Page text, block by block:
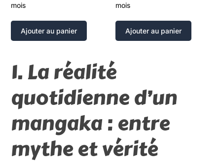
mois
Ajouter au panier
mois
Ajouter au panier
1. La réalité
quotidienne d’un
mangaka : entre
mythe et vérité